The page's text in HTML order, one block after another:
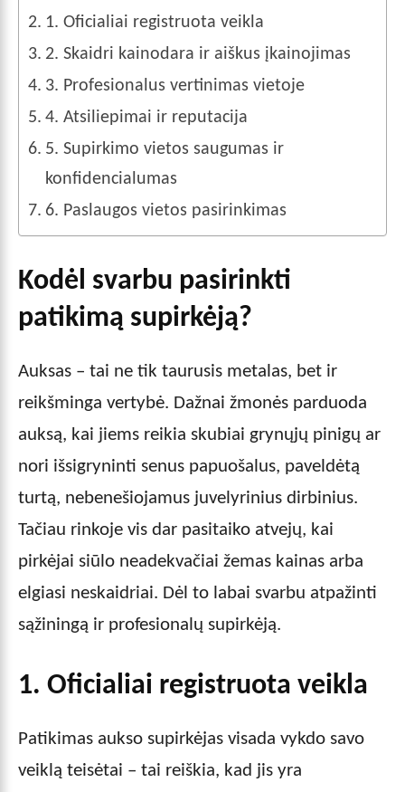
1. Oficialiai registruota veikla
2. Skaidri kainodara ir aiškus įkainojimas
3. Profesionalus vertinimas vietoje
4. Atsiliepimai ir reputacija
5. Supirkimo vietos saugumas ir
konfidencialumas
6. Paslaugos vietos pasirinkimas
Kodėl svarbu pasirinkti
patikimą supirkėją?
Auksas – tai ne tik taurusis metalas, bet ir
reikšminga vertybė. Dažnai žmonės parduoda
auksą, kai jiems reikia skubiai grynųjų pinigų ar
nori išsigryninti senus papuošalus, paveldėtą
turtą, nebenešiojamus juvelyrinius dirbinius.
Tačiau rinkoje vis dar pasitaiko atvejų, kai
pirkėjai siūlo neadekvačiai žemas kainas arba
elgiasi neskaidriai. Dėl to labai svarbu atpažinti
sąžiningą ir profesionalų supirkėją.
1. Oficialiai registruota veikla
Patikimas aukso supirkėjas visada vykdo savo
veiklą teisėtai – tai reiškia, kad jis yra